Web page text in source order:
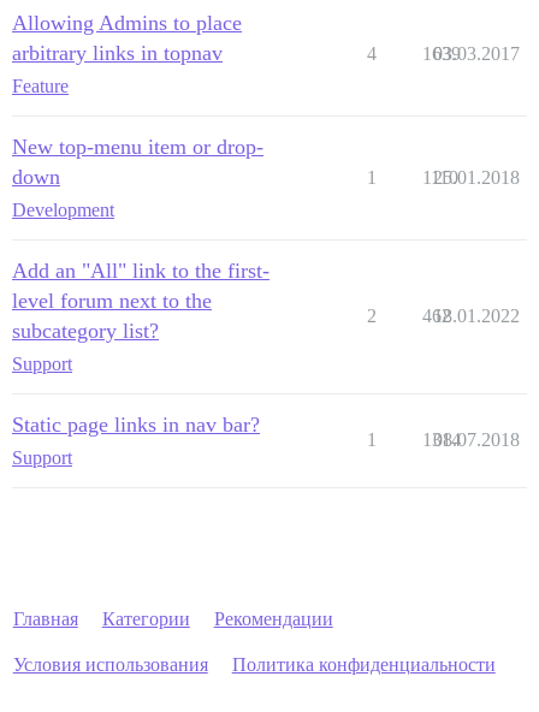
Allowing Admins to place
arbitrary links in topnav
Feature
4 1639
03.03.2017
New top-menu item or drop-
down
Development
1 1110
25.01.2018
Add an "All" link to the first-
level forum next to the
subcategory list?
Support
2 462
18.01.2022
Static page links in nav bar?
Support
1 1314
08.07.2018
Главная Категории Рекомендации
Условия использования Политика конфиденциальности